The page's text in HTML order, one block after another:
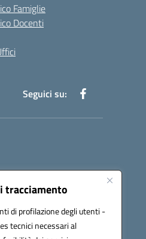
tracciamento
di profilazione degli utenti -
tecnici necessari al
Famiglie
Docenti
Seguici su: